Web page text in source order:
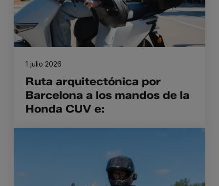
Ruta arquitectónica por
Barcelona a los mandos de la
Honda CUV e:
1 julio 2026